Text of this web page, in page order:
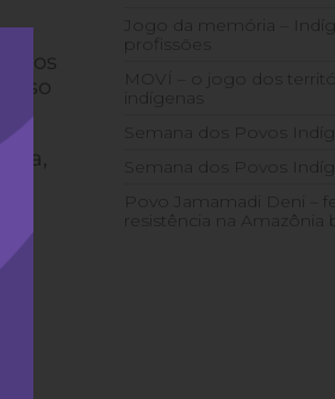
Jogo da memória –
profissões
MOVÍ – o jogo dos
indígenas
Semana dos Povos
Semana dos Povos
Povo Jamamadi Deni –
resistência na Amazônia